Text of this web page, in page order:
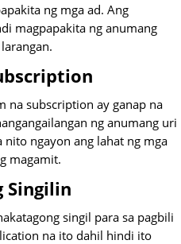
ng mga ad. Ang
magpapakita ng anumang
na subscription ay ganap na
ng anumang uri
ngayon ang lahat ng mga
magamit.
Singilin
singil para sa pagbili
na ito dahil hindi ito